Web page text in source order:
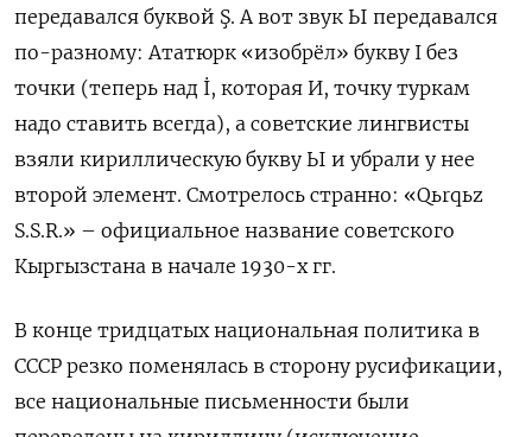
передавался буквой Ş. А вот звук Ы передавался
по-разному: Ататюрк «изобрёл» букву I без
точки (теперь над İ, которая И, точку туркам
надо ставить всегда), а советские лингвисты
взяли кириллическую букву Ы и убрали у нее
второй элемент. Смотрелось странно: «Qьrqьz
S.S.R.» – официальное название советского
Кыргызстана в начале 1930-х гг.
В конце тридцатых национальная политика в
СССР резко поменялась в сторону русификации,
все национальные письменности были